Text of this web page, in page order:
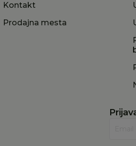
Kontakt
Prodajna mesta